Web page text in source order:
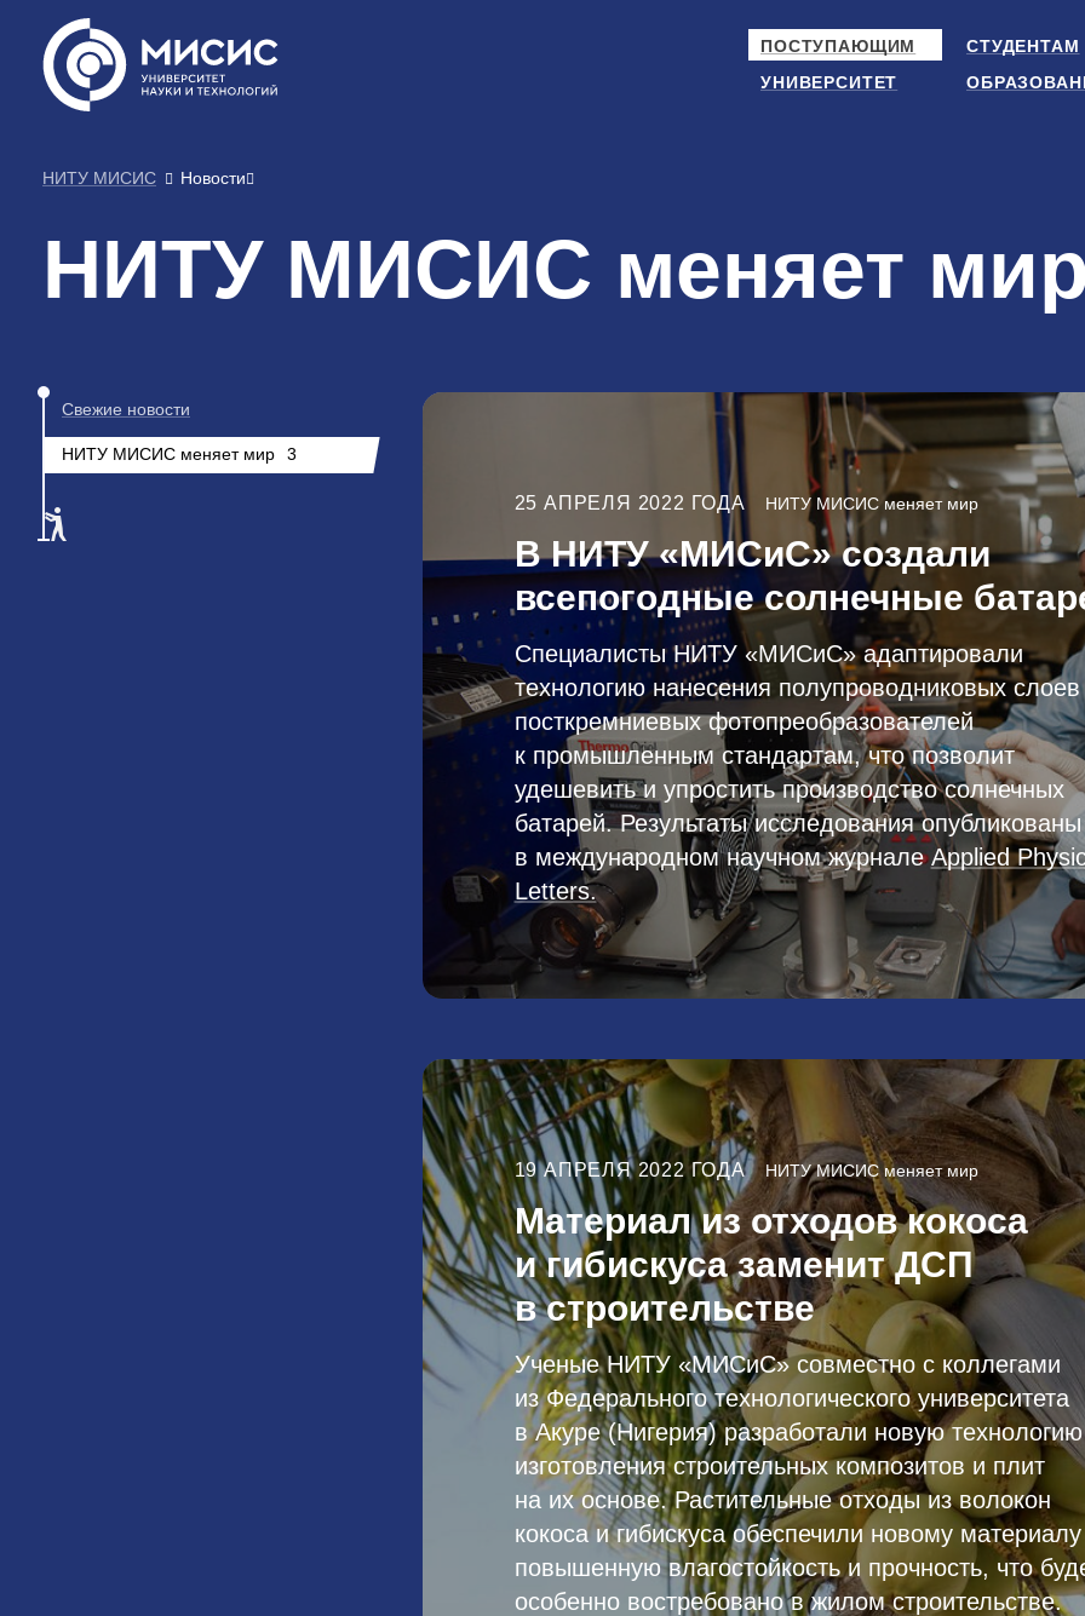
ПОСТУПАЮЩИМ
СТУДЕНТАМ
УНИВЕРСИТЕТ
НИТУ МИСИС Новости
НИТУ МИСИС меняет
Свежие новости
НИТУ МИСИС меняет мир 3
25 АПРЕЛЯ 2022 ГОДА НИТУ МИСИС меняет мир
В НИТУ «МИСиС» создали
всепогодные солнечные
Специалисты НИТУ «МИСиС» адаптировали
технологию нанесения полупроводниковых слоев
посткремниевых фотопреобразователей
к промышленным стандартам, что позволит
удешевить и упростить производство солнечных
батарей. Результаты исследования опубликованы
в международном научном журналеApplied
Letters.
19 АПРЕЛЯ 2022 ГОДА НИТУ МИСИС меняет мир
Материал из отходов кокоса
и гибискуса заменит ДСП
в строительстве
Ученые НИТУ «МИСиС» совместно с коллегами
из Федерального технологического университета
в Акуре (Нигерия) разработали новую технологию
изготовления строительных композитов и плит
на их основе. Растительные отходы из волокон
кокоса и гибискуса обеспечили новому материалу
повышенную влагостойкость и прочность, что
особенно востребовано в жилом строительстве.